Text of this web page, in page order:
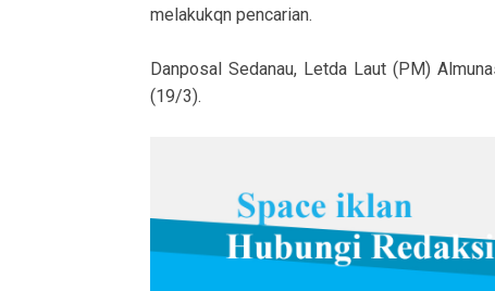
melakukqn pencarian.
Danposal Sedanau, Letda Laut (PM)
(19/3).